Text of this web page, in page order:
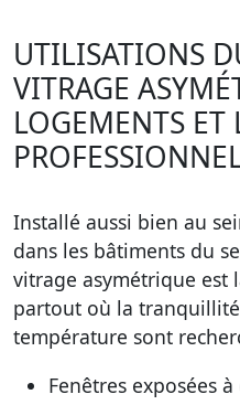
UTILISATIONS
VITRAGE
LOGEMENTS ET
Installé aussi bien au
dans les bâtiments du
vitrage asymétrique est
partout où la
température sont
Fenêtres exposées